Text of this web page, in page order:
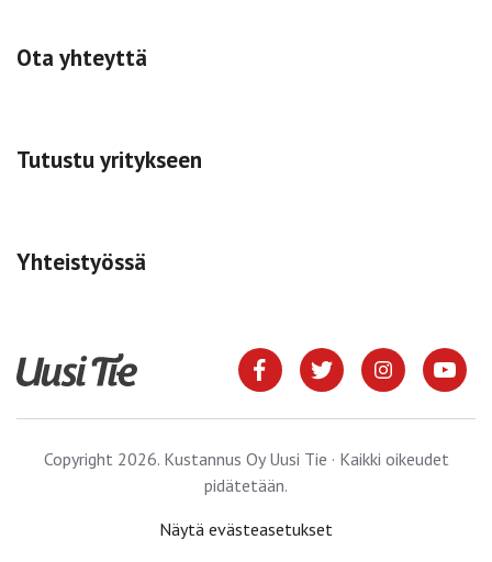
Ota yhteyttä
Tutustu yritykseen
Yhteistyössä
Copyright 2026. Kustannus Oy Uusi Tie · Kaikki oikeudet
pidätetään.
Näytä evästeasetukset